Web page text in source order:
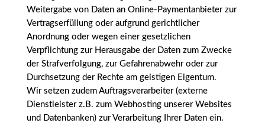
Weitergabe von Daten an Online-Paymentanbieter zur
Vertragserfüllung oder aufgrund gerichtlicher
Anordnung oder wegen einer gesetzlichen
Verpflichtung zur Herausgabe der Daten zum Zwecke
der Strafverfolgung, zur Gefahrenabwehr oder zur
Durchsetzung der Rechte am geistigen Eigentum.
Wir setzen zudem Auftragsverarbeiter (externe
Dienstleister z.B. zum Webhosting unserer Websites
und Datenbanken) zur Verarbeitung Ihrer Daten ein.